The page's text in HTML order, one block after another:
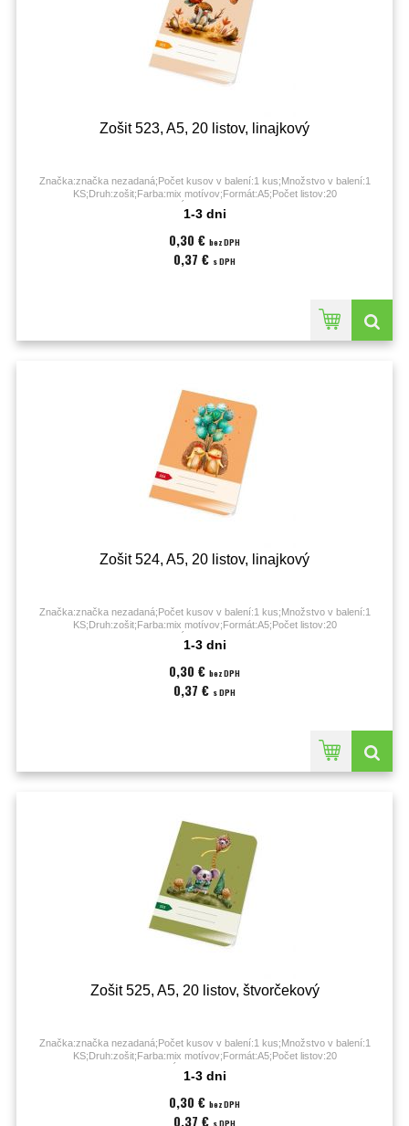
Zošit 523, A5, 20 listov, linajkový
Značka:značka nezadaná;Počet kusov v balení:1 kus;Množstvo v balení:1
KS;Druh:zošit;Farba:mix motívov;Formát:A5;Počet listov:20
1-3 dni
0,30 € bez DPH
0,37 € s DPH
Zošit 524, A5, 20 listov, linajkový
Značka:značka nezadaná;Počet kusov v balení:1 kus;Množstvo v balení:1
KS;Druh:zošit;Farba:mix motívov;Formát:A5;Počet listov:20
1-3 dni
0,30 € bez DPH
0,37 € s DPH
Zošit 525, A5, 20 listov, štvorčekový
Značka:značka nezadaná;Počet kusov v balení:1 kus;Množstvo v balení:1
KS;Druh:zošit;Farba:mix motívov;Formát:A5;Počet listov:20
1-3 dni
0,30 € bez DPH
0,37 € s DPH